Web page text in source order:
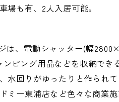
場も有、2人入居可能。
ジは、電動シャッター(幅
ンピング用品などを収納でき
水回りがゆったりと作られ
ミー東浦店など色々な商業